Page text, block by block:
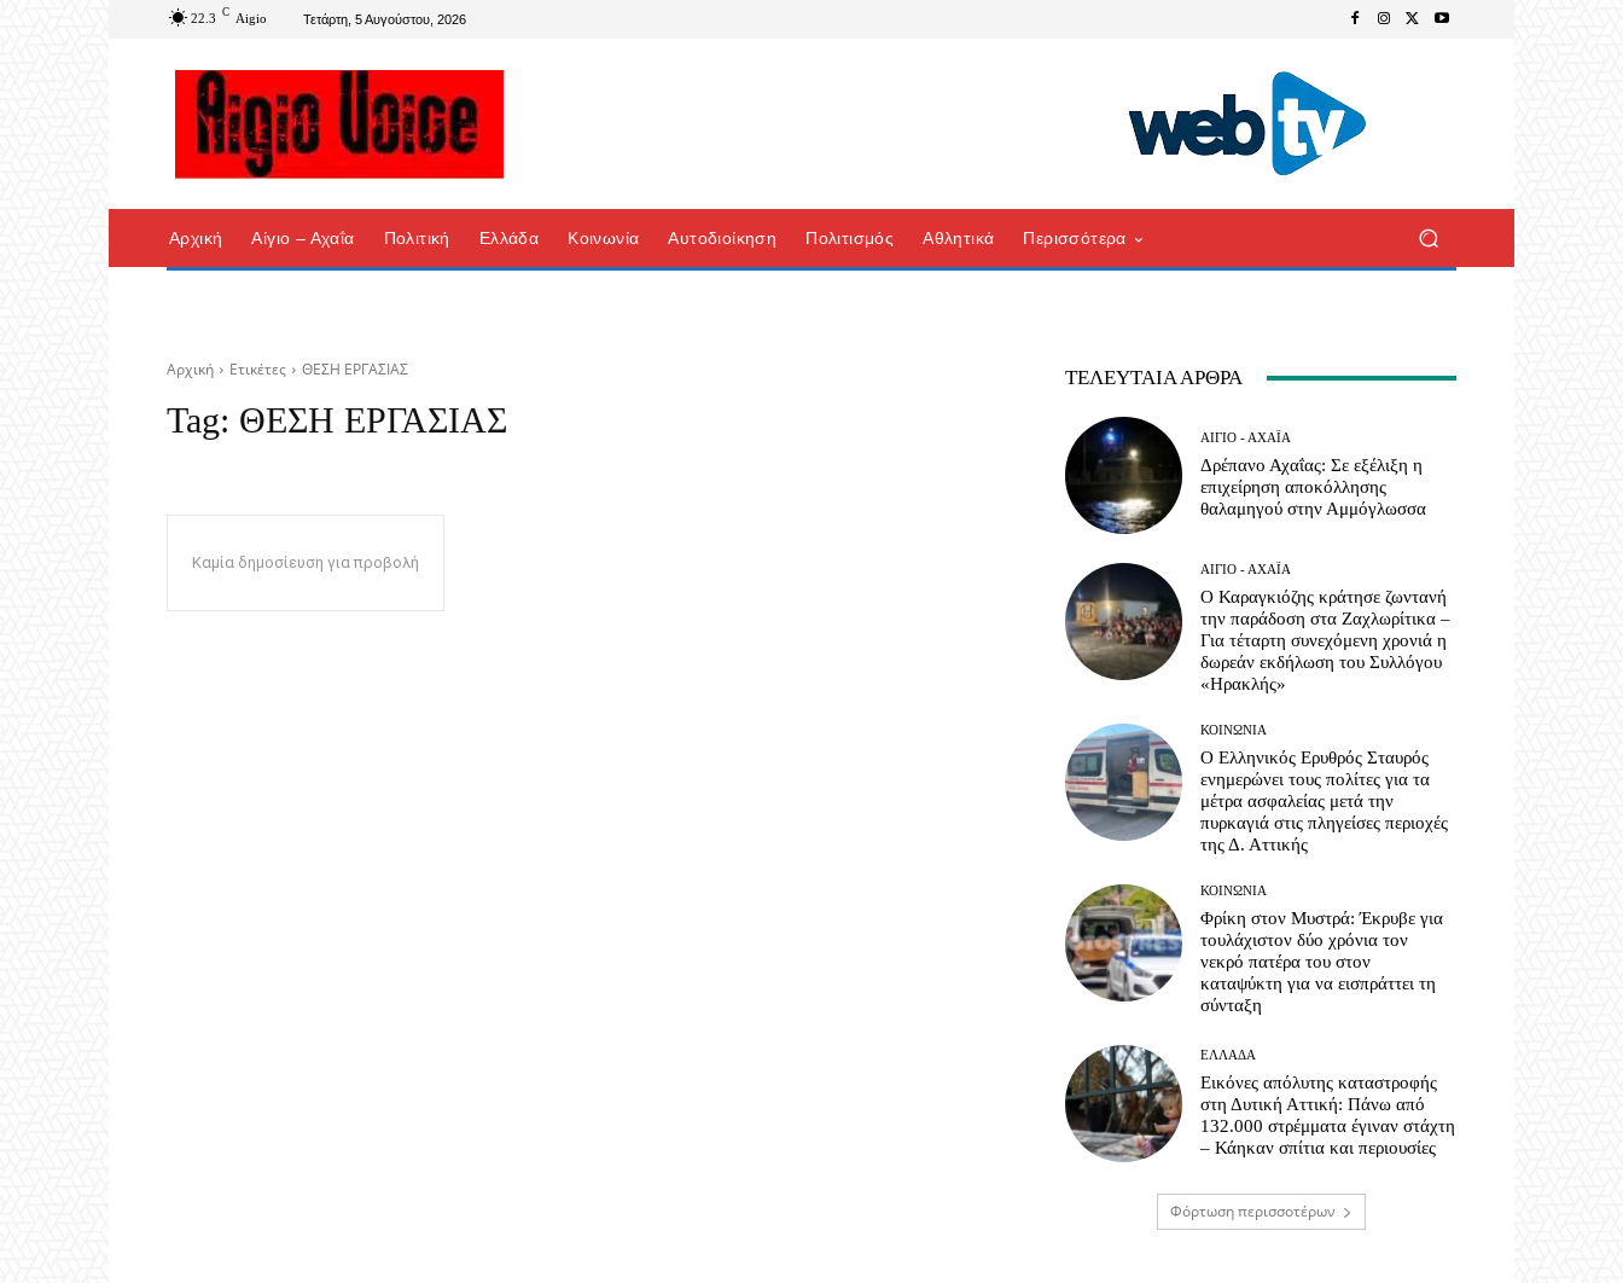
22.3 C Aigio Τετάρτη, 5 Αυγούστου, 2026
Αρχική Αίγιο – Αχαΐα Πολιτική Ελλάδα Κοινωνία Αυτοδιοίκηση Πολιτισμός Αθλητικά Περισσότερα
Αρχική Ετικέτες ΘΕΣΗ ΕΡΓΑΣΙΑΣ
Tag: ΘΕΣΗ ΕΡΓΑΣΙΑΣ
Καμία δημοσίευση για προβολή
ΤΕΛΕΥΤΑΊΑ ΆΡΘΡΑ
ΑΊΓΙΟ - ΑΧΑΪ́Α
Δρέπανο Αχαΐας: Σε εξέλιξη η
επιχείρηση αποκόλλησης
θαλαμηγού στην Αμμόγλωσσα
ΑΊΓΙΟ - ΑΧΑΪ́Α
Ο Καραγκιόζης κράτησε ζωντανή
την παράδοση στα Ζαχλωρίτικα –
Για τέταρτη συνεχόμενη χρονιά η
δωρεάν εκδήλωση του Συλλόγου
«Ηρακλής»
ΚΟΙΝΩΝΊΑ
Ο Ελληνικός Ερυθρός Σταυρός
ενημερώνει τους πολίτες για τα
μέτρα ασφαλείας μετά την
πυρκαγιά στις πληγείσες περιοχές
της Δ. Αττικής
ΚΟΙΝΩΝΊΑ
Φρίκη στον Μυστρά: Έκρυβε για
τουλάχιστον δύο χρόνια τον
νεκρό πατέρα του στον
καταψύκτη για να εισπράττει τη
σύνταξη
ΕΛΛΆΔΑ
Εικόνες απόλυτης καταστροφής
στη Δυτική Αττική: Πάνω από
132.000 στρέμματα έγιναν στάχτη
– Κάηκαν σπίτια και περιουσίες
Φόρτωση περισσοτέρων